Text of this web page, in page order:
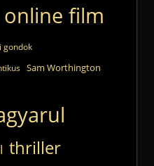
online film
gondok
Sam Worthington
thriller